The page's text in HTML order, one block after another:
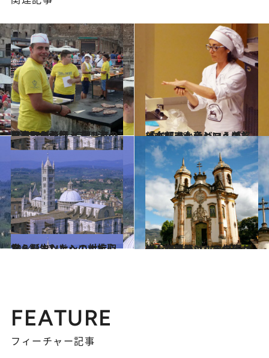
2014.9.9
なんとも贅沢！ 黒トリュフ尽くしの祭 イタリアの田舎町がトリュフに沸く日
旅＆お出かけ 2014.5.18
イタリア土産といえば「バーチ」チョコ！美しい古都ペルージャへの旅
旅＆お出かけ
2014.1.12
フィレンツェへの対抗心から誕生したシエナ大聖堂
旅＆お出かけ 2014.4.4
ゴールドラッシュの富が生んだブラジルの傑作バロック建築
旅＆お出かけ
FEATURE
フィーチャー記事